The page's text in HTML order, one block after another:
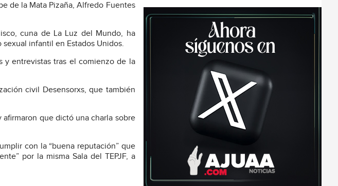
de la Mata Pizaña, Alfredo Fuentes
cuna de La Luz del Mundo, ha
infantil en Estados Unidos.
y entrevistas tras el comienzo de la
civil Desensorxs, que también
que dictó una charla sobre
con la “buena reputación” que
por la misma Sala del TEPJF, a